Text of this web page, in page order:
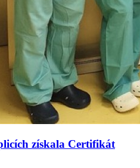
získala Certifikát